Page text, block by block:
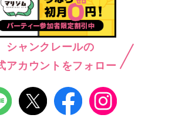
シャンクレールの
アカウントをフォロー